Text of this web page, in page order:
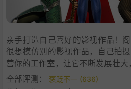
支持作者
.中文设置
亲手打造自己喜好的影视作品！
很想模仿别的影视作品，自己拍
营你的工作室，让它不断发展壮大
全部评测：
褒贬不一 (636)